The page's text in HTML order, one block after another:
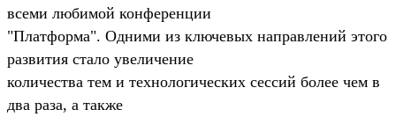
всеми любимой конференции
"Платформа". Одними из ключевых направлений этого
развития стало увеличение
количества тем и технологических сессий более чем в
два раза, а также